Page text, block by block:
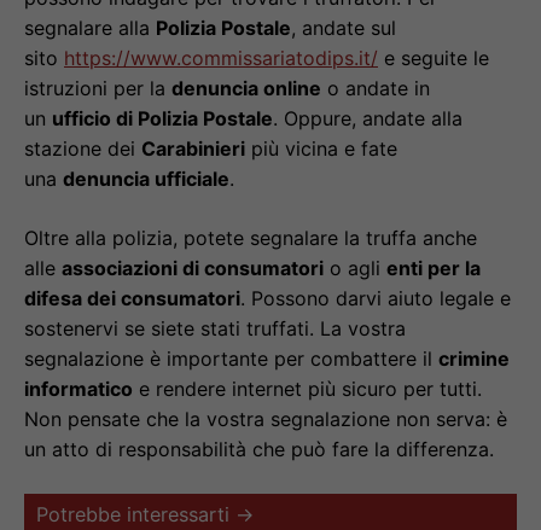
segnalare alla Polizia Postale, andate sul
sito https://www.commissariatodips.it/ e seguite le
istruzioni per la denuncia online o andate in
un ufficio di Polizia Postale. Oppure, andate alla
stazione dei Carabinieri più vicina e fate
una denuncia ufficiale.
Oltre alla polizia, potete segnalare la truffa anche
alle associazioni di consumatori o agli enti per la
difesa dei consumatori. Possono darvi aiuto legale e
sostenervi se siete stati truffati. La vostra
segnalazione è importante per combattere il crimine
informatico e rendere internet più sicuro per tutti.
Non pensate che la vostra segnalazione non serva: è
un atto di responsabilità che può fare la differenza.
Potrebbe interessarti →